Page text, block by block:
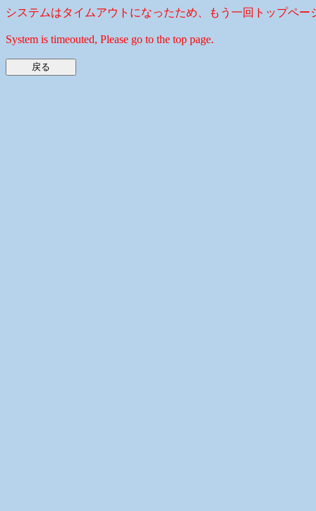
システムはタイムアウトになったため、もう一回トップペー
System is timeouted, Please go to the top page.